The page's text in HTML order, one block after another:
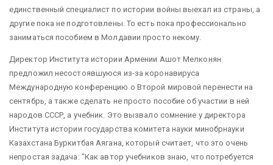
единственный специалист по истории войны выехал из страны, а
другие пока не подготовлены. То есть пока профессионально
заниматься пособием в Молдавии просто некому.
Директор Института истории Армении Ашот Мелконян
предложил несостоявшуюся из-за коронавируса
Международную конференцию о Второй мировой перенести на
сентябрь, а также сделать не просто пособие об участии в ней
народов СССР, а учебник. Это вызвало сомнение у директора
Института истории государства комитета науки минобрнауки
Казахстана Буркитбая Аягана, который считает, что это очень
непростая задача: "Как автор учебников знаю, что потребуется